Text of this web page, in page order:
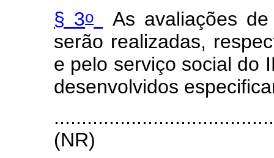
§ 3o
As avaliações
serão realizadas,
e pelo serviço social do
desenvolvidos
(NR)